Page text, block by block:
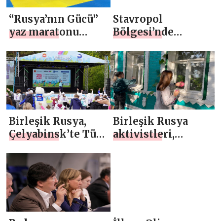
düzenlendi
“Rusya’nın Gücü”
yaz maratonu
Ulyanovsk ve
Saransk’ta
kutlama ve futbol
turnuvaları
düzenlendi
Stavropol
Bölgesi’nde
Erişilebilir Çevre”
parti projesi
kapsamında bir
yardım maratonu
düzenlendi
Birleşik Rusya,
Çelyabinsk’te Tüm
Havayı Seçin”
kampanyası
kapsamında bir
spor festivali
düzenledi.
Birleşik Rusya
aktivistleri,